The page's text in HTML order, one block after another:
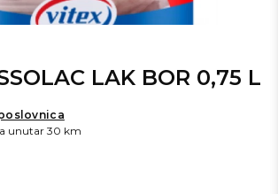
LAK BOR 0,75 L
unutar 30 km